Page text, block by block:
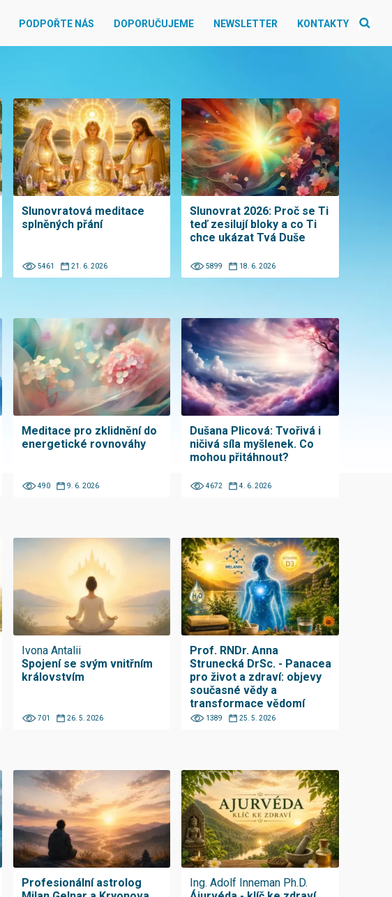
PODPOŘTE NÁS DOPORUČUJEME NEWSLETTER KONTAKTY
Slunovratová meditace
splněných přání
5461 21. 6. 2026
Slunovrat 2026: Proč se Ti
teď zesilují bloky a co Ti
chce ukázat Tvá Duše
5899 18. 6. 2026
Meditace pro zklidnění do
energetické rovnováhy
490 9. 6. 2026
Dušana Plicová: Tvořivá i
ničivá síla myšlenek. Co
mohou přitáhnout?
4672 4. 6. 2026
Ivona Antalii
Spojení se svým vnitřním
královstvím
701 26. 5. 2026
Prof. RNDr. Anna
Strunecká DrSc. - Panacea
pro život a zdraví: objevy
současné vědy a
transformace vědomí
1389 25. 5. 2026
Profesionální astrolog
Ing. Adolf Inneman Ph.D.